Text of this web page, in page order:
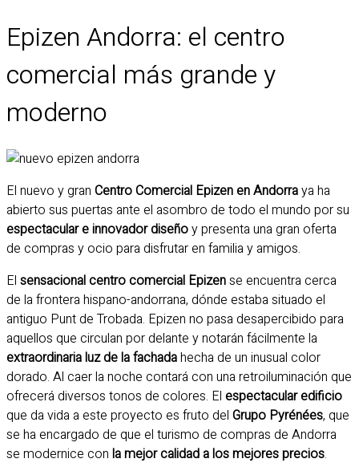
Epizen Andorra: el centro
comercial más grande y
moderno
El nuevo y gran Centro Comercial Epizen en Andorraya ha
abierto sus puertas ante el asombro de todo el mundo por su
espectacular e innovador diseñoy presenta una gran oferta
de compras y ocio para disfrutar en familia y amigos.
El sensacional centro comercial Epizense encuentra cerca
de la frontera hispano-andorrana, dónde estaba situado el
antiguo Punt de Trobada. Epizen no pasa desapercibido para
aquellos que circulan por delante y notarán fácilmente la
extraordinaria luz de la fachadahecha de un inusual color
dorado. Al caer la noche contará con una retroiluminación que
ofrecerá diversos tonos de colores. El espectacular edificio
que da vida a este proyecto es fruto del Grupo Pyrénées, que
se ha encargado de que el turismo de compras de Andorra
se modernice con la mejor calidad a los mejores precios.